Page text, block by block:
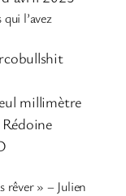
l’avez
millimètre
rêver » – Julien